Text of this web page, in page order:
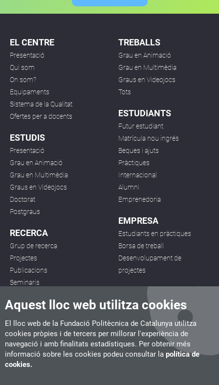
Aquest lloc web utilitza cookies
El lloc web de la Fundació Politècnica de Catalunya utilitza
cookies pròpies i de tercers per millorar l'experiència de
navegació i amb finalitats estadístiques. Per obtenir més
informació sobre les cookies podeu consultar la política de
cookies.
EL CENTRE
Presentació
Qui som
On som?
Equipaments
Sistema de la Qualitat
Ofertes per a docents
ESTUDIS
Presentació
Grau en Animació
Grau en Multimèdia
Graus en Videojocs
Doctorat
Postgraus
RECERCA
Grup de recerca
Projectes
Publicacions
Seminaris
TREBALLS
Grau en Animació
Grau en Multimèdia
Graus en Videojocs
Tots
ESTUDIANTS
Futur estudiant
Matrícula nou ingrés
Beques i ajuts
Pràctiques
Internacional
Alumni
Emprenedoria
EMPRESA
Estudiants en pràctiques
Borsa de treball
Desenvolupament de
projectes
CITM
C/ de la Igualtat, 33, 08222 Terrassa